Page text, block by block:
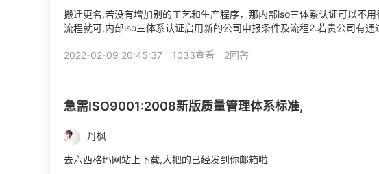
搬迁更名,若没有增加别的工艺和生产程序，那内部iso三体系认证可以不
流程就可,内部iso三体系认证启用新的公司申报条件及流程2.若贵公司有
2022-02-09 20:45:37
1033查看 2回答
急需ISO9001:2008新版质量管理体系标准,
丹枫
去六西格玛网站上下载,大把的已经发到你邮箱啦